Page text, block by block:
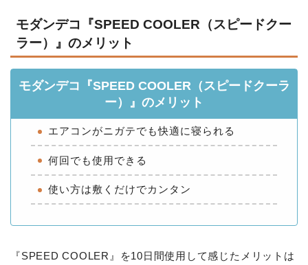
モダンデコ『SPEED COOLER（スピードクー
ラー）』のメリット
モダンデコ『SPEED COOLER（スピードクーラ
ー）』のメリット
エアコンがニガテでも快適に寝られる
何回でも使用できる
使い方は敷くだけでカンタン
『SPEED COOLER』を10日間使用して感じたメリットは